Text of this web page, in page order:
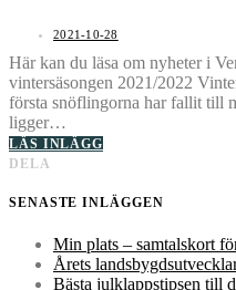
2021-10-28
Här kan du läsa om nyheter i
vintersäsongen 2021/2022
första snöflingorna har fallit till
ligger…
LÄS INLÄGG
DELA
SENASTE INLÄGGEN
Min plats – samtalskort
Årets
Bästa julklappstipsen till